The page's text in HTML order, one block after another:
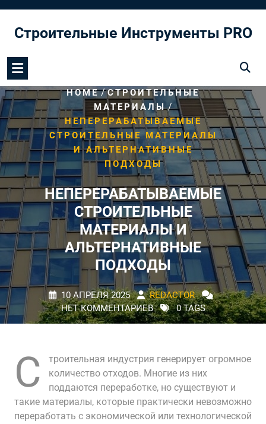
содержимому
Строительные Инструменты PRO
HOME/СТРОИТЕЛЬНЫЕ
МАТЕРИАЛЫ/
НЕПЕРЕРАБАТЫВАЕМЫЕ
СТРОИТЕЛЬНЫЕ МАТЕРИАЛЫ
И АЛЬТЕРНАТИВНЫЕ
ПОДХОДЫ
НЕПЕРЕРАБАТЫВАЕМЫЕ
СТРОИТЕЛЬНЫЕ
МАТЕРИАЛЫ И
АЛЬТЕРНАТИВНЫЕ
ПОДХОДЫ
10 АПРЕЛЯ 2025
REDACTOR
НЕТ КОММЕНТАРИЕВ
0 TAGS
С
троительная индустрия генерирует огромное
количество отходов. Многие из них
поддаются переработке, но существуют и
такие материалы, которые практически невозможно
переработать с экономической или технологической